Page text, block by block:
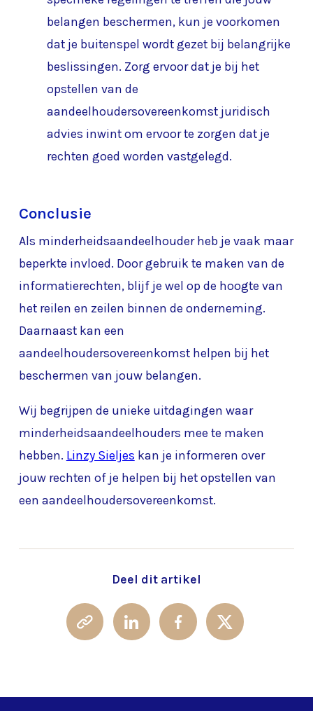
belangen beschermen, kun je voorkomen
dat je buitenspel wordt gezet bij belangrijke
beslissingen. Zorg ervoor dat je bij het
opstellen van de
aandeelhoudersovereenkomst juridisch
advies inwint om ervoor te zorgen dat je
rechten goed worden vastgelegd.
Conclusie
Als minderheidsaandeelhouder heb je vaak maar
beperkte invloed. Door gebruik te maken van de
informatierechten, blijf je wel op de hoogte van
het reilen en zeilen binnen de onderneming.
Daarnaast kan een
aandeelhoudersovereenkomst helpen bij het
beschermen van jouw belangen.
Wij begrijpen de unieke uitdagingen waar
minderheidsaandeelhouders mee te maken
hebben. Linzy Sieljes kan je informeren over
jouw rechten of je helpen bij het opstellen van
een aandeelhoudersovereenkomst.
Deel dit artikel